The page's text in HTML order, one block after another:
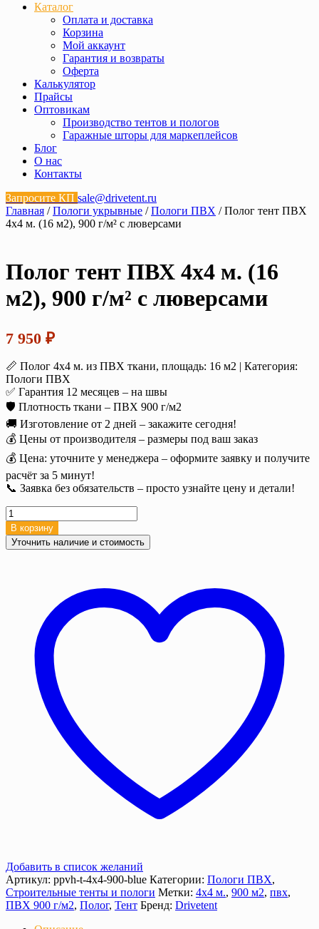
Каталог
Оплата и доставка
Корзина
Мой аккаунт
Гарантия и возвраты
Оферта
Калькулятор
Прайсы
Оптовикам
Производство тентов и пологов
Гаражные шторы для маркеплейсов
Блог
О нас
Контакты
Запросите КП sale@drivetent.ru
Главная /Пологи укрывные /Пологи ПВХ / Полог тент ПВХ
4х4 м. (16 м2), 900 г/м² с люверсами
Полог тент ПВХ 4х4 м. (16
м2), 900 г/м² с люверсами
7 950 ₽
📏 Полог 4х4 м. из ПВХ ткани, площадь: 16 м2 | Категория:
Пологи ПВХ
✅ Гарантия 12 месяцев – на швы
🛡️ Плотность ткани – ПВХ 900 г/м2
🚚 Изготовление от 2 дней – закажите сегодня!
💰 Цены от производителя – размеры под ваш заказ
💰 Цена: уточните у менеджера – оформите заявку и получите
расчёт за 5 минут!
📞 Заявка без обязательств – просто узнайте цену и детали!
Количество
товара
Полог
тент
люверсами
В корзину
Уточнить наличие и стоимость
Добавить в список желаний
Артикул: ppvh-t-4х4-900-blue Категории: Пологи ПВХ,
Строительные тенты и пологи Метки: 4х4 м., 900 м2, пвх,
ПВХ 900 г/м2, Полог, Тент Бренд: Drivetent